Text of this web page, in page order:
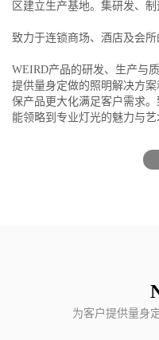
区建立生产基地。集研发、制
致力于连锁商场、酒店及会所
WEIRD产品的研发、生产与
提供量身定做的照明解决方
保产品更大化满足客户需求
能领略到专业灯光的魅力与艺
为客户提供量身